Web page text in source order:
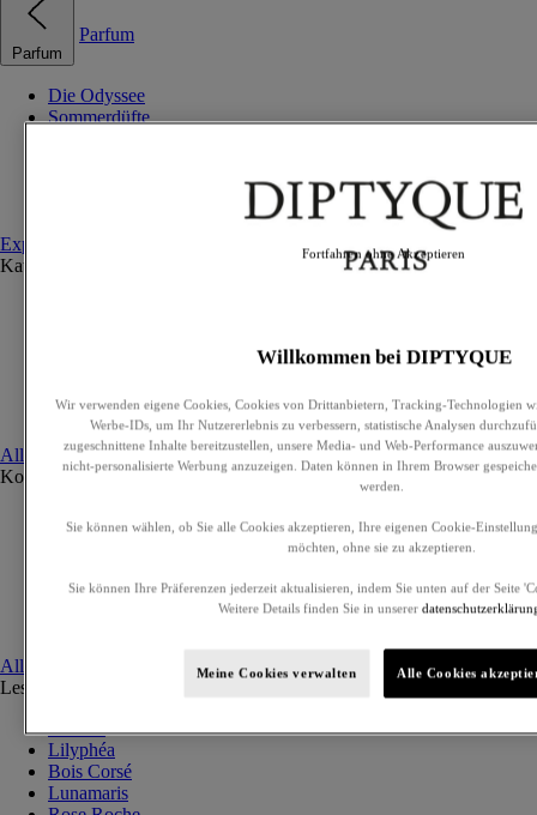
Parfum
Parfum
Die Odyssee
Sommerdüfte
Explore fragrances
Kategorien
Beduftete Körperpflege
Alle anzeigen
KollektionenAlle anzeigen
Ilio
Orphéon
Eau des Sens
Alle anzeigen
Les Essences de Diptyque
Lazulio
Lilyphéa
Bois Corsé
Lunamaris
Willkommen bei DIPTYQUE
Wir verwenden eigene Cookies, Cookies von Drittanbietern, Tracking-Technologien
Werbe-IDs, um Ihr Nutzererlebnis zu verbessern, statistische Analysen
zugeschnittene Inhalte bereitzustellen, unsere Media- und Web-Performance
nicht-personalisierte Werbung anzuzeigen. Daten können in Ihrem Browser
werden.
Sie können wählen, ob Sie alle Cookies akzeptieren, Ihre eigenen Cookie-
möchten, ohne sie zu akzeptieren.
Sie können Ihre Präferenzen jederzeit aktualisieren, indem Sie unten auf der Seite
Weitere Details finden Sie in unserer
Meine Cookies verwalten Alle Cookies
Fortfahren ohne Akzeptieren